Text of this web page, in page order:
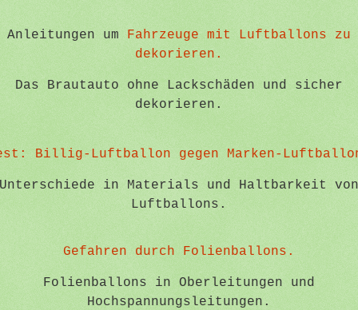
Anleitungen um Fahrzeuge mit Luftballons zu
dekorieren.
Das Brautauto ohne Lackschäden und sicher
dekorieren.
Billig-Luftballon gegen Marken-
Unterschiede in Materials und Haltbarkeit von
Luftballons.
Gefahren durch Folienballons.
Folienballons in Oberleitungen und
Hochspannungsleitungen.